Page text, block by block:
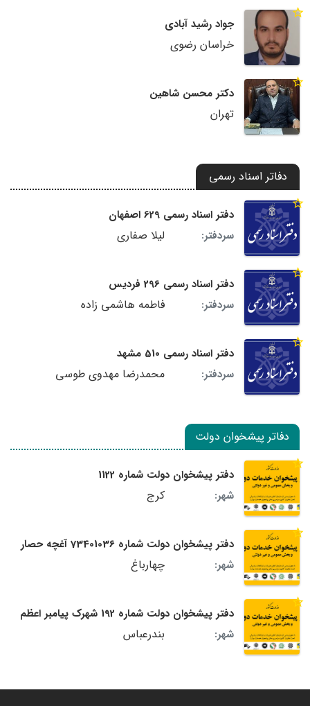
جواد رشید آبادی
خراسان رضوی
دکتر محسن شاهین
تهران
دفاتر اسناد رسمی
دفتر اسناد رسمی 629 اصفهان
سردفتر:
لیلا صفاری
دفتر اسناد رسمی 296 فردیس
سردفتر:
فاطمه هاشمی زاده
دفتر اسناد رسمی 510 مشهد
سردفتر:
محمدرضا مهدوی طوسی
دفاتر پیشخوان دولت
دفتر پیشخوان دولت شماره 1122
شهر:
کرج
دفتر پیشخوان دولت شماره 73401036 آغچه حصار
شهر:
چهارباغ
دفتر پیشخوان دولت شماره 192 شهرک پیامبر اعظم
شهر:
بندرعباس